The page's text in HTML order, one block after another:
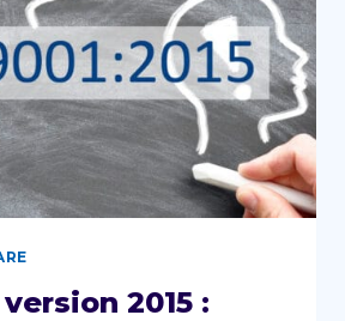
ISO
2015
version 2015 :